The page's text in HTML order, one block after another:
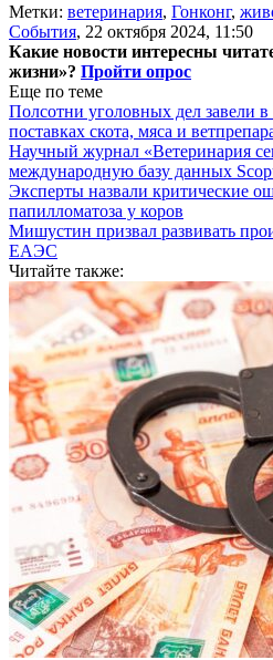
Метки: ветеринария, Гонконг,
События, 22 октября 2024, 11:50
Какие новости интересны
жизни»? Пройти опрос
Еще по теме
Полсотни уголовных дел завели
поставках скота, мяса и
Научный журнал «Ветеринария
международную базу данных
Эксперты назвали критические
папилломатоза у коров
Мишустин призвал развивать
ЕАЭС
Читайте также: